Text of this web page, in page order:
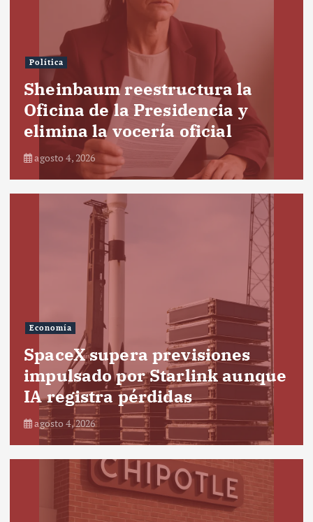
Política
Sheinbaum reestructura la
Oficina de la Presidencia y
elimina la vocería oficial
agosto 4, 2026
Economía
SpaceX supera previsiones
impulsado por Starlink aunque
IA registra pérdidas
agosto 4, 2026